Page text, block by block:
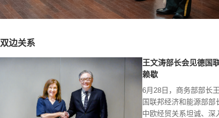
双边关系
王文涛部长会见德国
赖歇
6月28日，商务部部长
国联邦经济和能源部
中欧经贸关系坦诚、深